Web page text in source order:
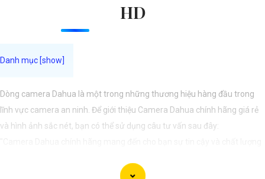
HD
Dòng camera Dahua là một trong những thương hiệu hàng đầu trong
lĩnh vực camera an ninh. Để giới thiệu Camera Dahua chính hãng giá rẻ
và hình ảnh sắc nét, bạn có thể sử dụng câu tư vấn sau đây:
này hứa hẹn đáp ứng mọi nhu cầu giám sát của bạn. Đừng ngần ngại